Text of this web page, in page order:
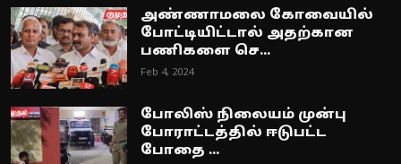
அண்ணாமலை கோவையில்
போட்டியிட்டால் அதற்கான
பணிகளை செ...
Feb 4, 2024
போலிஸ் நிலையம் முன்பு
போராட்டத்தில் ஈடுபட்ட
போதை ...